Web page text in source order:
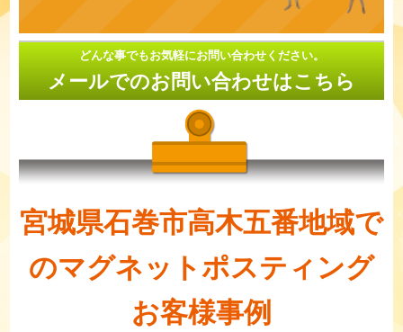
どんな事でもお気軽にお問い合わせください。
メールでのお問い合わせはこちら
宮城県石巻市高木五番地域で
のマグネットポスティング
お客様事例